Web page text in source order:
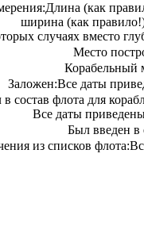
Длина (как
ширина (как
случаях вместо
Место
Корабельный
Заложен:Все даты
состав флота для
Все даты
Был введен в
из списков флота: